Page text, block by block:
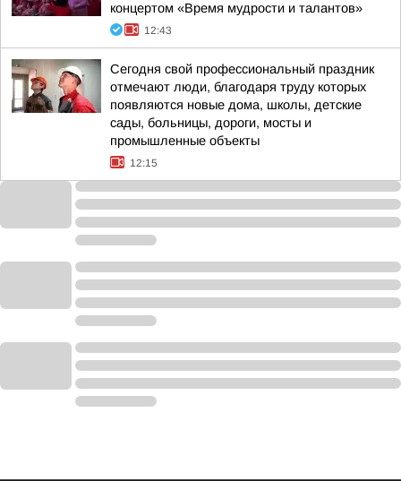
концертом «Время мудрости и талантов»
12:43
Сегодня свой профессиональный праздник
отмечают люди, благодаря труду которых
появляются новые дома, школы, детские
сады, больницы, дороги, мосты и
промышленные объекты
12:15